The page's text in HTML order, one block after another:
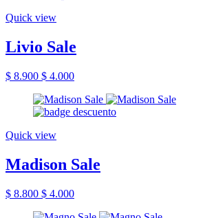
Quick view
Livio Sale
$ 8.900 $ 4.000
Quick view
Madison Sale
$ 8.800 $ 4.000